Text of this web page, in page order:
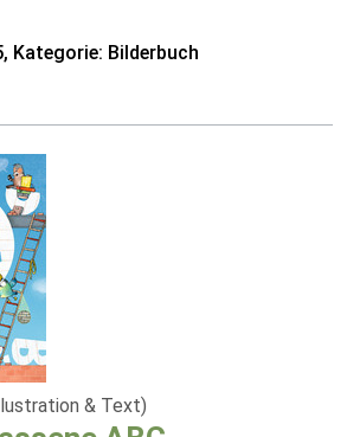
Kategorie: Bilderbuch
& Text)